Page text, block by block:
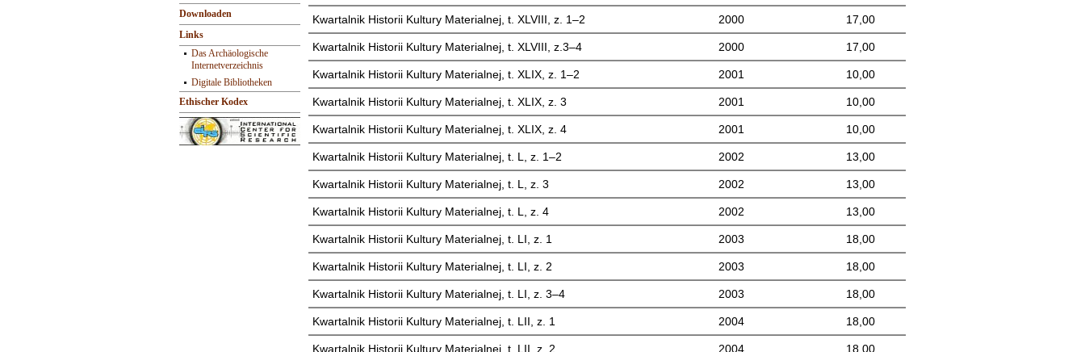
Kwartalnik Historii Kultury Materialnej, t. XLVIII, z. 1–2 2000 17,00
Kwartalnik Historii Kultury Materialnej, t. XLVIII, z.3–4 2000 17,00
Kwartalnik Historii Kultury Materialnej, t. XLIX, z. 1–2 2001 10,00
Kwartalnik Historii Kultury Materialnej, t. XLIX, z. 3 2001 10,00
Kwartalnik Historii Kultury Materialnej, t. XLIX, z. 4 2001 10,00
Kwartalnik Historii Kultury Materialnej, t. L, z. 1–2 2002 13,00
Kwartalnik Historii Kultury Materialnej, t. L, z. 3 2002 13,00
Kwartalnik Historii Kultury Materialnej, t. L, z. 4 2002 13,00
Kwartalnik Historii Kultury Materialnej, t. LI, z. 1 2003 18,00
Kwartalnik Historii Kultury Materialnej, t. LI, z. 2 2003 18,00
Kwartalnik Historii Kultury Materialnej, t. LI, z. 3–4 2003 18,00
Kwartalnik Historii Kultury Materialnej, t. LII, z. 1 2004 18,00
Kwartalnik Historii Kultury Materialnej, t. LII, z. 2 2004 18,00
Downloaden
Links
Das Archäologische
Internetverzeichnis
Digitale Bibliotheken
Ethischer Kodex